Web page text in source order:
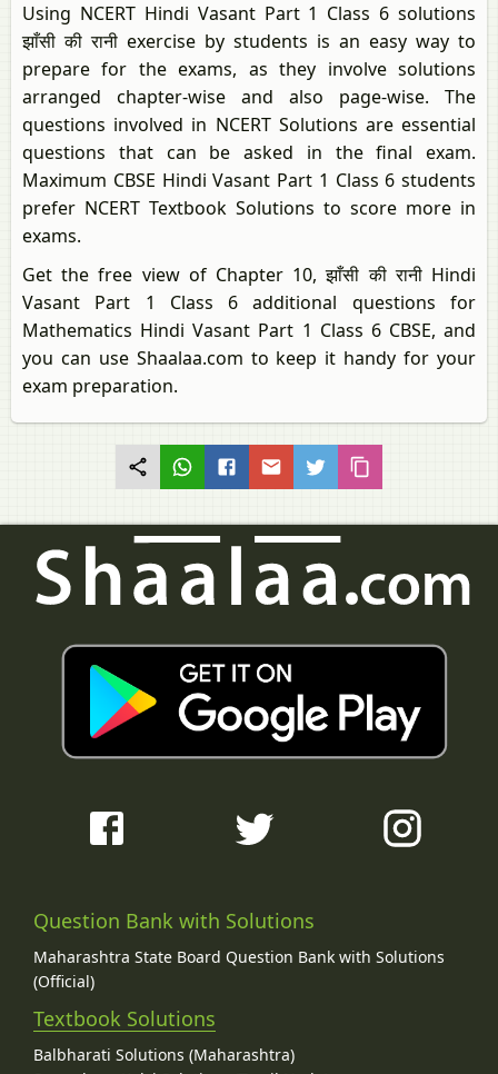
Using NCERT Hindi Vasant Part 1 Class 6 solutions
झाँसी की रानी exercise by students is an easy way to
prepare for the exams, as they involve solutions
arranged chapter-wise and also page-wise. The
questions involved in NCERT Solutions are essential
questions that can be asked in the final exam.
Maximum CBSE Hindi Vasant Part 1 Class 6 students
prefer NCERT Textbook Solutions to score more in
exams.
Get the free view of Chapter 10, झाँसी की रानी Hindi
Vasant Part 1 Class 6 additional questions for
Mathematics Hindi Vasant Part 1 Class 6 CBSE, and
you can use Shaalaa.com to keep it handy for your
exam preparation.
Question Bank with Solutions
Maharashtra State Board Question Bank with Solutions
(Official)
Textbook Solutions
Balbharati Solutions (Maharashtra)